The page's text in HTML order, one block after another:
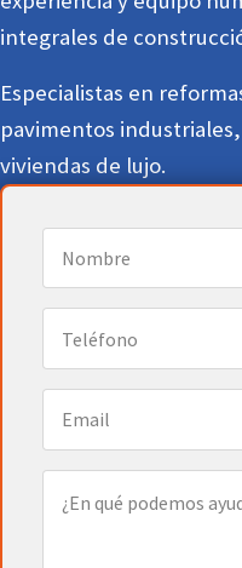
integrales de
Especialistas en
pavimentos
viviendas de lujo.